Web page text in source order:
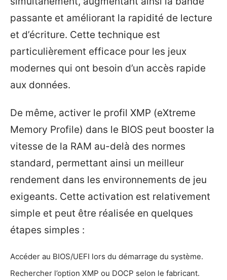
passante et améliorant la rapidité de lecture
et d’écriture. Cette technique est
particulièrement efficace pour les jeux
modernes qui ont besoin d’un accès rapide
aux données.
De même, activer le profil XMP (eXtreme
Memory Profile) dans le BIOS peut booster la
vitesse de la RAM au-delà des normes
standard, permettant ainsi un meilleur
rendement dans les environnements de jeu
exigeants. Cette activation est relativement
simple et peut être réalisée en quelques
étapes simples :
Accéder au BIOS/UEFI lors du démarrage du système.
Rechercher l’option XMP ou DOCP selon le fabricant.